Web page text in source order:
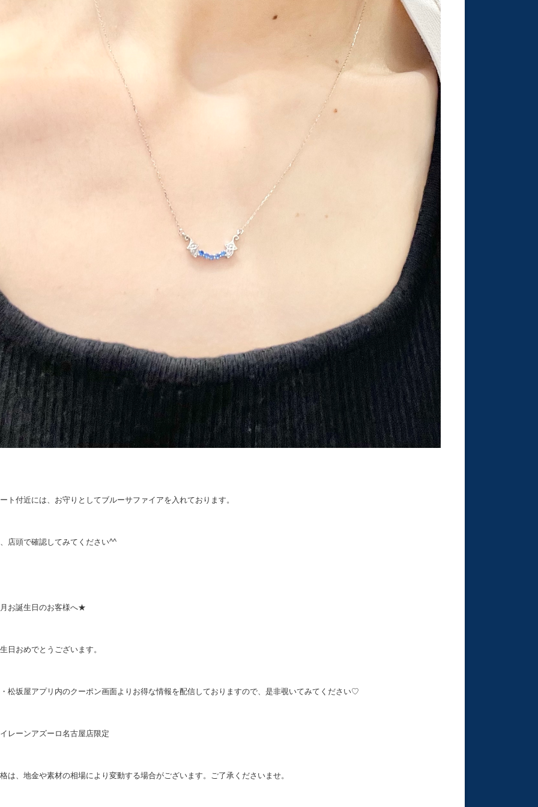
ト付近には、お守りとしてブルーサファイアを入れております。
店頭で確認してみてください^^
お誕生日のお客様へ★
日おめでとうございます。
松坂屋アプリ内のクーポン画面よりお得な情報を配信しておりますので、是非覗いてみてください♡
レーンアズーロ名古屋店限定
は、地金や素材の相場により変動する場合がございます。ご了承くださいませ。